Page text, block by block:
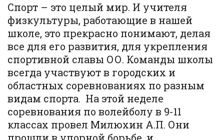
Спорт – это целый мир. И учителя
физкультуры, работающие в нашей
школе, это прекрасно понимают, делая
все для его развития, для укрепления
спортивной славы ОО. Команды школы
всегда участвуют в городских и
областных соревнованиях по разным
видам спорта. На этой неделе
соревнования по волейболу в 9-11
классах провел Милюхин А.П. Они